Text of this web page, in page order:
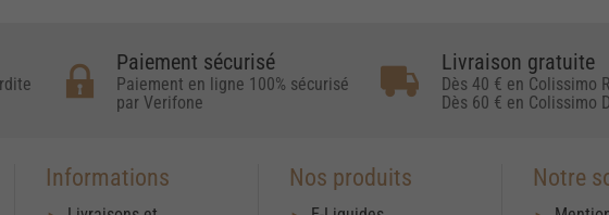
Paiement sécurisé
Paiement en ligne 100% sécurisé
par Verifone
Livraison gratuite
Dès 40 € en Colissimo
Dès 60 € en Colissimo
Informations Nos produits Notre